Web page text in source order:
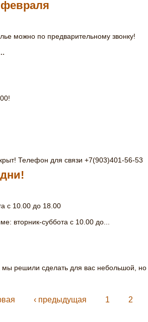
можно по предварительному звонку!
Телефон для связи +7(903)401-56-53
с 10.00 до 18.00
вторник-суббота с 10.00 до...
мы решили сделать для вас небольшой,
‹ предыдущая 1 2